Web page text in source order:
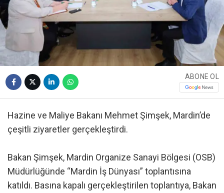
ABONE OL
Hazine ve Maliye Bakanı Mehmet Şimşek, Mardin’de
çeşitli ziyaretler gerçekleştirdi.
Bakan Şimşek, Mardin Organize Sanayi Bölgesi (OSB)
Müdürlüğünde “Mardin İş Dünyası” toplantısına
katıldı. Basına kapalı gerçekleştirilen toplantıya, Bakan